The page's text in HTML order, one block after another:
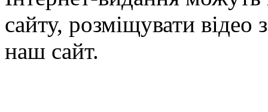
сайту, розміщувати відео
наш сайт.